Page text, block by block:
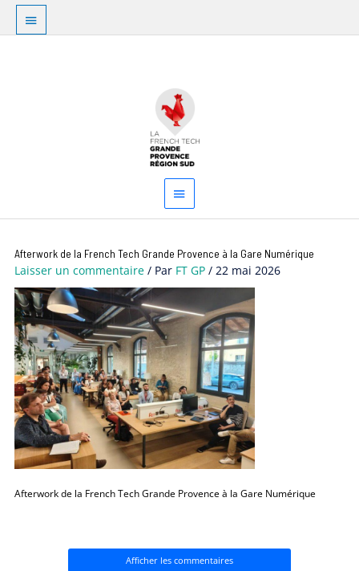
Aller
contenu
Au
dessus
principal
Afterwork de la French Tech Grande Provence à la Gare Numérique
Laisser un commentaire / Par FT GP/22 mai 2026
Afterwork de la French Tech Grande Provence à la Gare Numérique
Afficher les commentaires
des
articles